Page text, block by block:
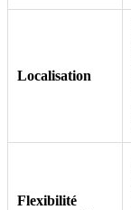
Localisation
Flexibilité